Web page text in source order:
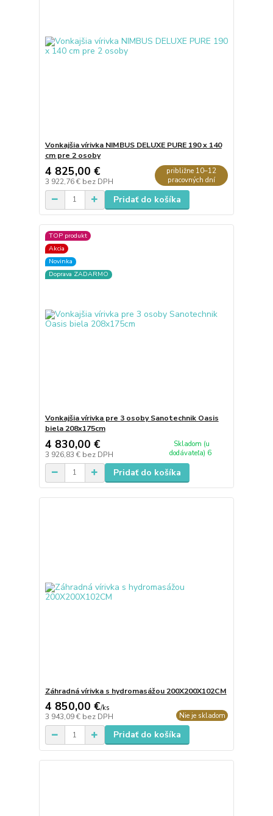
Vonkajšia vírivka NIMBUS DELUXE PURE 190 x 140
cm pre 2 osoby
4 825,00 €
3 922,76 € bez DPH
približne 10–12
pracovných dní
Pridať do košíka
TOP produkt
Akcia
Novinka
Doprava ZADARMO
Vonkajšia vírivka pre 3 osoby Sanotechnik Oasis
biela 208x175cm
4 830,00 €
3 926,83 € bez DPH
Skladom (u
dodávateľa) 6
Pridať do košíka
Záhradná vírivka s hydromasážou 200X200X102CM
4 850,00 €/ks
3 943,09 € bez DPH Nie je skladom
Pridať do košíka